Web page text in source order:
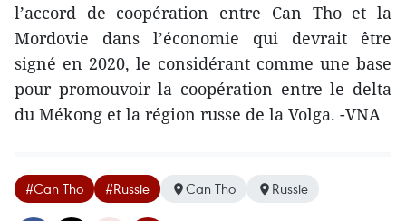
l’accord de coopération entre Can Tho et la
Mordovie dans l’économie qui devrait être
signé en 2020, le considérant comme une base
pour promouvoir la coopération entre le delta
du Mékong et la région russe de la Volga. -VNA
#Can Tho #Russie Can Tho Russie